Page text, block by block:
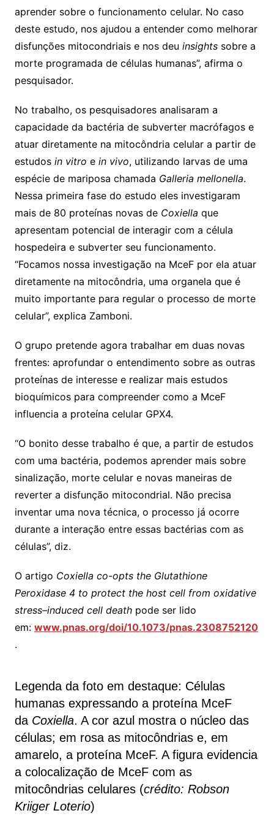
aprender sobre o funcionamento celular. No caso
deste estudo, nos ajudou a entender como melhorar
disfunções mitocondriais e nos deu insightssobre a
morte programada de células humanas”, afirma o
pesquisador.
No trabalho, os pesquisadores analisaram a
capacidade da bactéria de subverter macrófagos e
atuar diretamente na mitocôndria celular a partir de
estudos in vitro e in vivo, utilizando larvas de uma
espécie de mariposa chamada Galleria mellonella.
Nessa primeira fase do estudo eles investigaram
mais de 80 proteínas novas de Coxiella que
apresentam potencial de interagir com a célula
hospedeira e subverter seu funcionamento.
“Focamos nossa investigação na MceF por ela atuar
diretamente na mitocôndria, uma organela que é
muito importante para regular o processo de morte
celular”, explica Zamboni.
O grupo pretende agora trabalhar em duas novas
frentes: aprofundar o entendimento sobre as outras
proteínas de interesse e realizar mais estudos
bioquímicos para compreender como a MceF
influencia a proteína celular GPX4.
“O bonito desse trabalho é que, a partir de estudos
com uma bactéria, podemos aprender mais sobre
sinalização, morte celular e novas maneiras de
reverter a disfunção mitocondrial. Não precisa
inventar uma nova técnica, o processo já ocorre
durante a interação entre essas bactérias com as
células”, diz.
O artigo Coxiella co-opts the Glutathione
Peroxidase 4 to protect the host cell from oxidative
stress–induced cell death pode ser lido
em: www.pnas.org/doi/10.1073/pnas.2308752120
.
Legenda da foto em destaque: Células
humanas expressando a proteína MceF
da Coxiella. A cor azul mostra o núcleo das
células; em rosa as mitocôndrias e, em
amarelo, a proteína MceF. A figura evidencia
a colocalização de MceF com as
mitocôndrias celulares (crédito: Robson
Kriiger Loterio)